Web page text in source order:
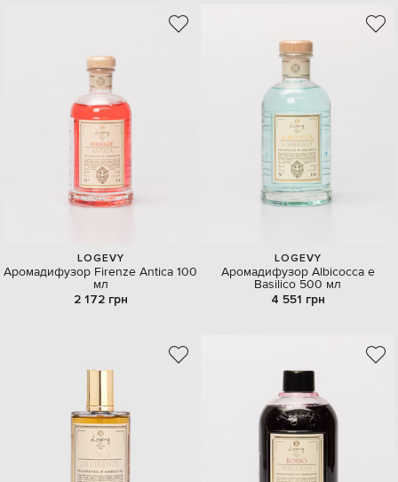
LOGEVY
Аромадифузор Firenze Antica 100
мл
2 172 грн
LOGEVY
Аромадифузор Albicocca e
Basilico 500 мл
4 551 грн